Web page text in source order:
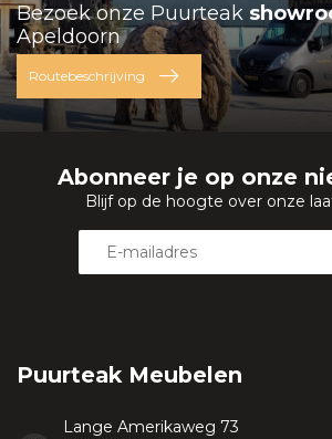
Bezoek onze Puurteak
Apeldoorn
Routebeschrijving
Abonneer je op onze
Blijf op de hoogte over onze
Puurteak Meubelen
Lange Amerikaweg 73